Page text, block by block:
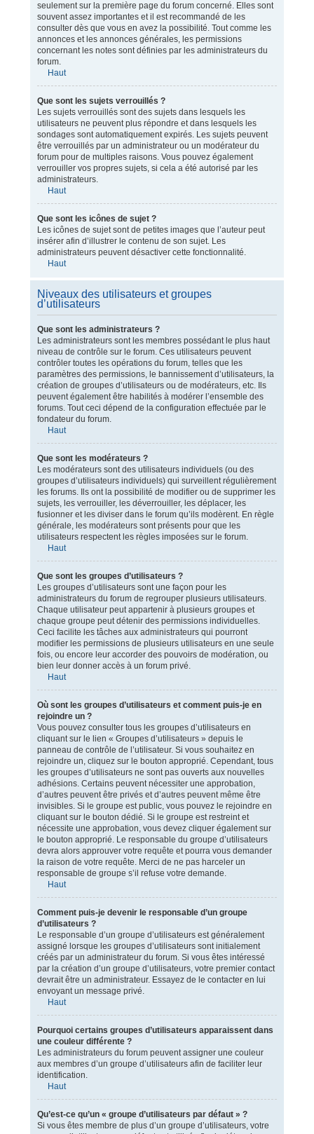
seulement sur la première page du forum concerné. Elles sont
souvent assez importantes et il est recommandé de les
consulter dès que vous en avez la possibilité. Tout comme les
annonces et les annonces générales, les permissions
concernant les notes sont définies par les administrateurs du
forum.
Haut
Que sont les sujets verrouillés ?
Les sujets verrouillés sont des sujets dans lesquels les
utilisateurs ne peuvent plus répondre et dans lesquels les
sondages sont automatiquement expirés. Les sujets peuvent
être verrouillés par un administrateur ou un modérateur du
forum pour de multiples raisons. Vous pouvez également
verrouiller vos propres sujets, si cela a été autorisé par les
administrateurs.
Haut
Que sont les icônes de sujet ?
Les icônes de sujet sont de petites images que l’auteur peut
insérer afin d’illustrer le contenu de son sujet. Les
administrateurs peuvent désactiver cette fonctionnalité.
Haut
Niveaux des utilisateurs et groupes
d’utilisateurs
Que sont les administrateurs ?
Les administrateurs sont les membres possédant le plus haut
niveau de contrôle sur le forum. Ces utilisateurs peuvent
contrôler toutes les opérations du forum, telles que les
paramètres des permissions, le bannissement d’utilisateurs, la
création de groupes d’utilisateurs ou de modérateurs, etc. Ils
peuvent également être habilités à modérer l’ensemble des
forums. Tout ceci dépend de la configuration effectuée par le
fondateur du forum.
Haut
Que sont les modérateurs ?
Les modérateurs sont des utilisateurs individuels (ou des
groupes d’utilisateurs individuels) qui surveillent régulièrement
les forums. Ils ont la possibilité de modifier ou de supprimer les
sujets, les verrouiller, les déverrouiller, les déplacer, les
fusionner et les diviser dans le forum qu’ils modèrent. En règle
générale, les modérateurs sont présents pour que les
utilisateurs respectent les règles imposées sur le forum.
Haut
Que sont les groupes d’utilisateurs ?
Les groupes d’utilisateurs sont une façon pour les
administrateurs du forum de regrouper plusieurs utilisateurs.
Chaque utilisateur peut appartenir à plusieurs groupes et
chaque groupe peut détenir des permissions individuelles.
Ceci facilite les tâches aux administrateurs qui pourront
modifier les permissions de plusieurs utilisateurs en une seule
fois, ou encore leur accorder des pouvoirs de modération, ou
bien leur donner accès à un forum privé.
Haut
Où sont les groupes d’utilisateurs et comment puis-je en
rejoindre un ?
Vous pouvez consulter tous les groupes d’utilisateurs en
cliquant sur le lien « Groupes d’utilisateurs » depuis le
panneau de contrôle de l’utilisateur. Si vous souhaitez en
rejoindre un, cliquez sur le bouton approprié. Cependant, tous
les groupes d’utilisateurs ne sont pas ouverts aux nouvelles
adhésions. Certains peuvent nécessiter une approbation,
d’autres peuvent être privés et d’autres peuvent même être
invisibles. Si le groupe est public, vous pouvez le rejoindre en
cliquant sur le bouton dédié. Si le groupe est restreint et
nécessite une approbation, vous devez cliquer également sur
le bouton approprié. Le responsable du groupe d’utilisateurs
devra alors approuver votre requête et pourra vous demander
la raison de votre requête. Merci de ne pas harceler un
responsable de groupe s’il refuse votre demande.
Haut
Comment puis-je devenir le responsable d’un groupe
d’utilisateurs ?
Le responsable d’un groupe d’utilisateurs est généralement
assigné lorsque les groupes d’utilisateurs sont initialement
créés par un administrateur du forum. Si vous êtes intéressé
par la création d’un groupe d’utilisateurs, votre premier contact
devrait être un administrateur. Essayez de le contacter en lui
envoyant un message privé.
Haut
Pourquoi certains groupes d’utilisateurs apparaissent dans
une couleur différente ?
Les administrateurs du forum peuvent assigner une couleur
aux membres d’un groupe d’utilisateurs afin de faciliter leur
identification.
Haut
Qu’est-ce qu’un « groupe d’utilisateurs par défaut » ?
Si vous êtes membre de plus d’un groupe d’utilisateurs, votre